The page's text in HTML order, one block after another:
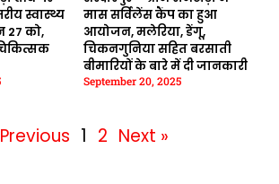
स्वास्थ्य
27 को,
मास सर्विलेंस कैंप का हुआ
आयोजन, मलेरिया, डेंगू,
चिकनगुनिया सहित बरसाती
बीमारियों के बारे में दी जानकारी
September 20, 2025
1 2 Next »